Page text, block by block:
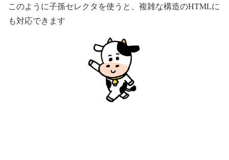
このように子孫セレクタを使うと、複雑な構造のHTMLに
も対応できます